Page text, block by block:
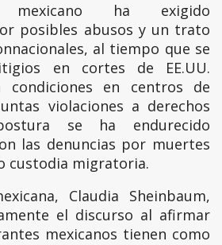
ha exigido
posibles abusos y un trato
al tiempo que se
en cortes de EE.UU.
condiciones en centros de
violaciones a derechos
se ha endurecido
las denuncias por muertes
custodia migratoria.
Claudia Sheinbaum,
el discurso al afirmar
mexicanos tienen como